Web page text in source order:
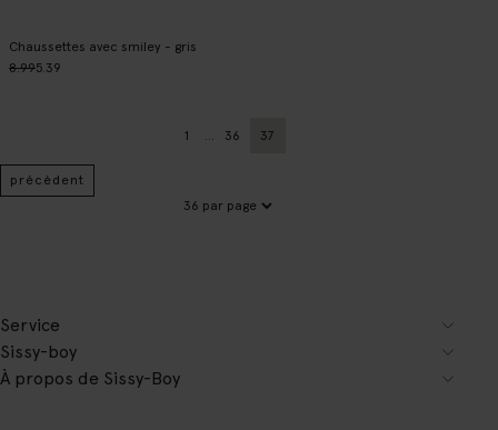
Chaussettes avec smiley - gris
8.995.39
précédent
Page
1 ...
Précédent
36
Page actuelle
37
Service
Sissy-boy
À propos de Sissy-Boy